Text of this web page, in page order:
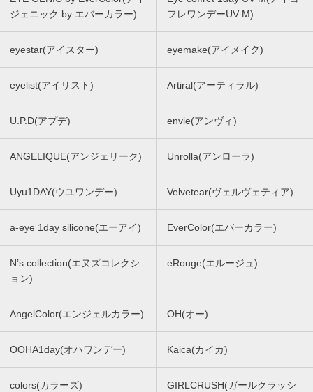
ジェニック by エバーカラー)
フレワンデーUV M)
eyestar(アイスター) eyemake(アイメイク)
eyelist(アイリスト) Artiral(アーティラル)
U.P.D(アプデ) envie(アンヴィ)
ANGELIQUE(アンジェリーク) Unrolla(アンローラ)
Uyu1DAY(ウユワンデー) Velvetear(ヴェルヴェティア)
a-eye 1day silicone(エーアイ) EverColor(エバーカラー)
N’s collection(エヌズコレクシ
ョン)
eRouge(エルージュ)
AngelColor(エンジェルカラー) OH(オー)
OOHA1day(オハワンデー) Kaica(カイカ)
colors(カラーズ)
GIRLCRUSH(ガールクラッシ